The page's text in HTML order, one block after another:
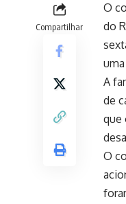
Compartilhar
O
do
A
de
que
O